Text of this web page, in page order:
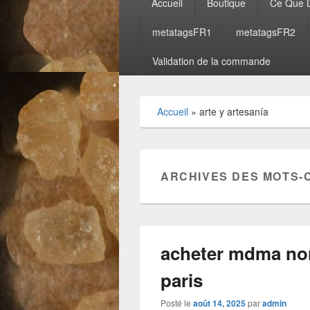
principal
metatagsFR1 metatagsFR2
Validation de la commande
Accueil » arte y artesanía
ARCHIVES DES
acheter mdma
paris
Posté le août 14, 2025paradmin